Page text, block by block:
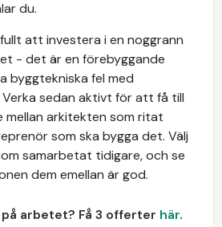
du.
att investera i en noggrann
- det är en förebyggande
byggtekniska fel med
sedan aktivt för att få till
arkitekten som ritat
som ska bygga det. Välj
samarbetat tidigare, och se
dem emellan är god.
arbetet? Få 3 offerter här.